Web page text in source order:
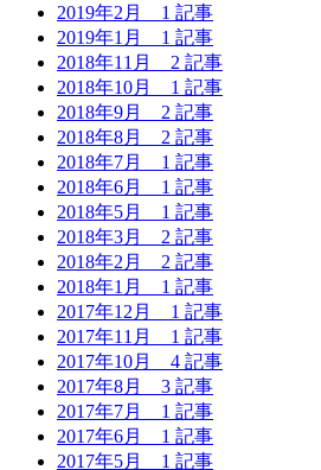
2019年2月 1 記事
2019年1月 1 記事
2018年11月 2 記事
2018年10月 1 記事
2018年9月 2 記事
2018年8月 2 記事
2018年7月 1 記事
2018年6月 1 記事
2018年5月 1 記事
2018年3月 2 記事
2018年2月 2 記事
2018年1月 1 記事
2017年12月 1 記事
2017年11月 1 記事
2017年10月 4 記事
2017年8月 3 記事
2017年7月 1 記事
2017年6月 1 記事
2017年5月 1 記事